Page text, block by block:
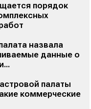
порядок
назвала
данные о
палаты
коммерческие